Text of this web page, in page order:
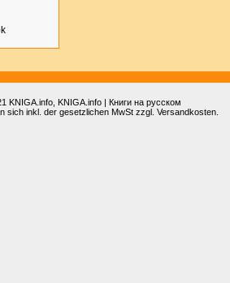
KNIGA.info , KNIGA.info | Книги на русском
sich inkl. der gesetzlichen MwSt zzgl. Versandkosten.